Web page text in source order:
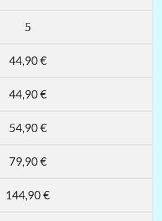
5
44,90 €
44,90 €
54,90 €
79,90 €
144,90 €